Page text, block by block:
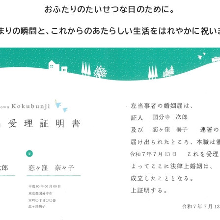
おふたりのたいせつな日のために。
りの瞬間と、これからのあたらしい生活をはれやかに祝い